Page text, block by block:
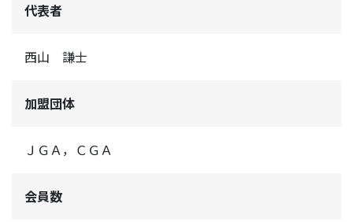
代表者
西山 謙士
加盟団体
ＪＧＡ，ＣＧＡ
会員数